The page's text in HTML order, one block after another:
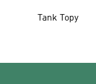
Tank Topy